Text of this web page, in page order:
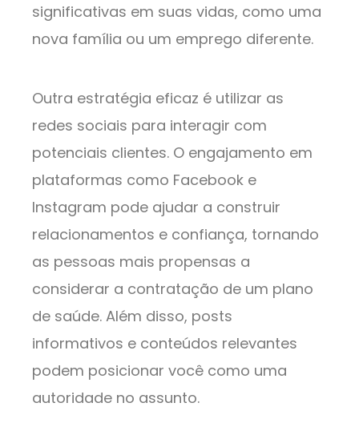
significativas em suas vidas, como uma
nova família ou um emprego diferente.
Outra estratégia eficaz é utilizar as
redes sociais para interagir com
potenciais clientes. O engajamento em
plataformas como Facebook e
Instagram pode ajudar a construir
relacionamentos e confiança, tornando
as pessoas mais propensas a
considerar a contratação de um plano
de saúde. Além disso, posts
informativos e conteúdos relevantes
podem posicionar você como uma
autoridade no assunto.